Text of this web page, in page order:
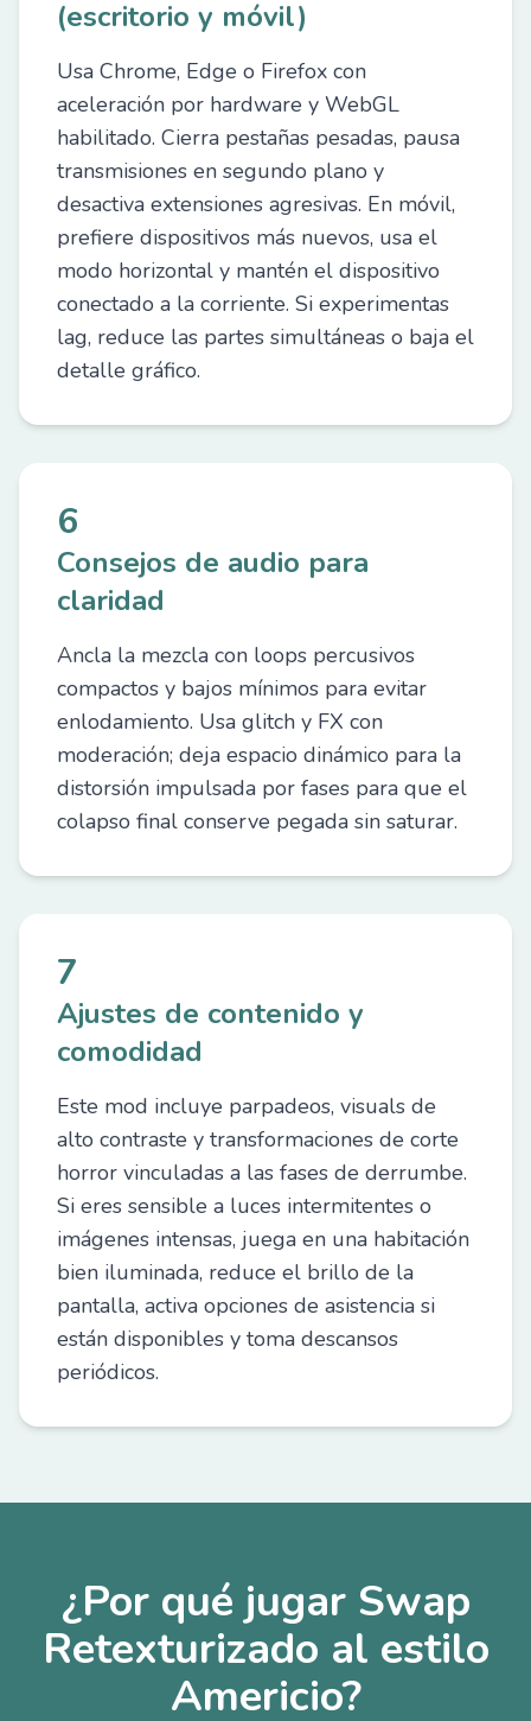
(escritorio y móvil)
Usa Chrome, Edge o Firefox con
aceleración por hardware y WebGL
habilitado. Cierra pestañas pesadas, pausa
transmisiones en segundo plano y
desactiva extensiones agresivas. En móvil,
prefiere dispositivos más nuevos, usa el
modo horizontal y mantén el dispositivo
conectado a la corriente. Si experimentas
lag, reduce las partes simultáneas o baja el
detalle gráfico.
6
Consejos de audio para
claridad
Ancla la mezcla con loops percusivos
compactos y bajos mínimos para evitar
enlodamiento. Usa glitch y FX con
moderación; deja espacio dinámico para la
distorsión impulsada por fases para que el
colapso final conserve pegada sin saturar.
7
Ajustes de contenido y
comodidad
Este mod incluye parpadeos, visuals de
alto contraste y transformaciones de corte
horror vinculadas a las fases de derrumbe.
Si eres sensible a luces intermitentes o
imágenes intensas, juega en una habitación
bien iluminada, reduce el brillo de la
pantalla, activa opciones de asistencia si
están disponibles y toma descansos
periódicos.
¿Por qué jugar Swap
Retexturizado al estilo
Americio?